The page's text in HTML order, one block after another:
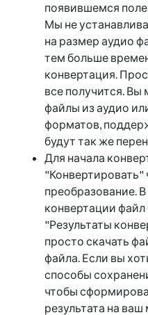
появившемся поле
Мы не
на размер аудио
тем больше
конвертация.
все получится.
файлы из аудио
форматов,
будут так же
Для начала
"Конвертировать"
преобразование.
конвертации файл
"Результаты
просто скачать
файла. Если вы
способы
чтобы
результата на